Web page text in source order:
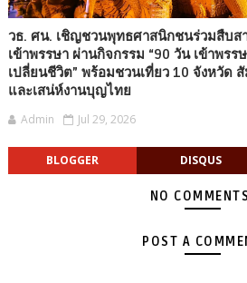
วธ. ศน. เชิญชวนพุทธศาสนิกชนร่วมสืบส
เข้าพรรษา ผ่านกิจกรรม “90 วัน เข้าพรร
เปลี่ยนชีวิต” พร้อมชวนเที่ยว 10 จังหวัด
และเสน่ห์งานบุญไทย
Admin Jul 29, 2026
BLOGGER DISQUS
NO
POST A